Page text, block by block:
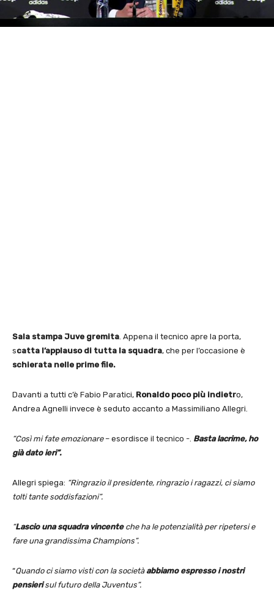
Sala stampa Juve gremita . Appena il tecnico apre la porta,
scatta l’applauso di tutta la squadra, che per l’occasione è
schierata nelle prime file.
Davanti a tutti c’è Fabio Paratici, Ronaldo poco più indietro,
Andrea Agnelli invece è seduto accanto a Massimiliano Allegri.
“Così mi fate emozionare– esordisce il tecnico -. Basta lacrime, ho
già dato ieri”.
Allegri spiega: “Ringrazio il presidente, ringrazio i ragazzi, ci siamo
tolti tante soddisfazioni”.
“Lascio una squadra vincenteche ha le potenzialità per ripetersi e
fare una grandissima Champions”.
“Quando ci siamo visti con la societàabbiamo espresso i nostri
pensierisul futuro della Juventus”.